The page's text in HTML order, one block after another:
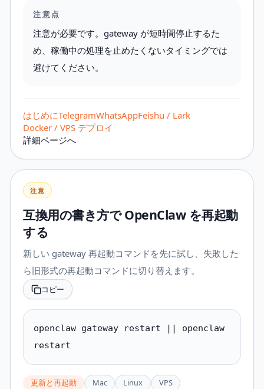
注意点
注意が必要です。gateway が短時間停止するた
め、稼働中の処理を止めたくないタイミングでは
避けてください。
はじめにTelegramWhatsAppFeishu / Lark
Docker / VPS デプロイ
詳細ページへ
注意
互換用の書き方で OpenClaw を再起動
する
新しい gateway 再起動コマンドを先に試し、失敗した
ら旧形式の再起動コマンドに切り替えます。
コピー
openclaw gateway restart || openclaw
restart
更新と再起動 Mac Linux VPS